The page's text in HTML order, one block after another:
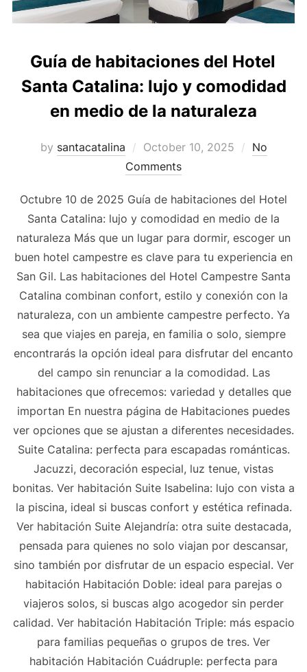
Guía de habitaciones del Hotel
Santa Catalina: lujo y comodidad
en medio de la naturaleza
by santacatalina October 10, 2025
No
Comments
Octubre 10 de 2025 Guía de habitaciones del Hotel
Santa Catalina: lujo y comodidad en medio de la
naturaleza Más que un lugar para dormir, escoger un
buen hotel campestre es clave para tu experiencia en
San Gil. Las habitaciones del Hotel Campestre Santa
Catalina combinan confort, estilo y conexión con la
naturaleza, con un ambiente campestre perfecto. Ya
sea que viajes en pareja, en familia o solo, siempre
encontrarás la opción ideal para disfrutar del encanto
del campo sin renunciar a la comodidad. Las
habitaciones que ofrecemos: variedad y detalles que
importan En nuestra página de Habitaciones puedes
ver opciones que se ajustan a diferentes necesidades.
Suite Catalina: perfecta para escapadas románticas.
Jacuzzi, decoración especial, luz tenue, vistas
bonitas. Ver habitación Suite Isabelina: lujo con vista a
la piscina, ideal si buscas confort y estética refinada.
Ver habitación Suite Alejandría: otra suite destacada,
pensada para quienes no solo viajan por descansar,
sino también por disfrutar de un espacio especial. Ver
habitación Habitación Doble: ideal para parejas o
viajeros solos, si buscas algo acogedor sin perder
calidad. Ver habitación Habitación Triple: más espacio
para familias pequeñas o grupos de tres. Ver
habitación Habitación Cuádruple: perfecta para